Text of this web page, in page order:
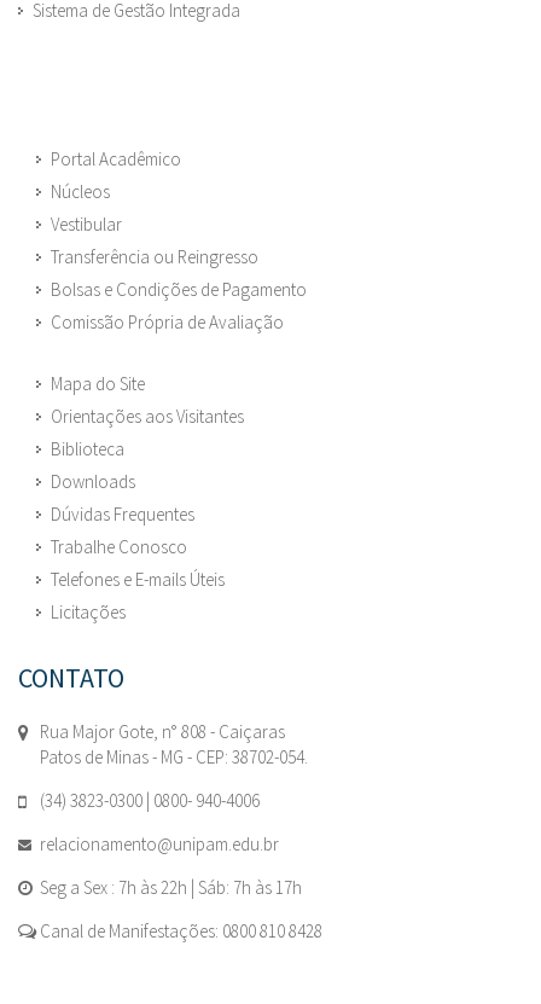
Sistema de Gestão Integrada
Portal Acadêmico
Núcleos
Vestibular
Transferência ou Reingresso
Bolsas e Condições de Pagamento
Comissão Própria de Avaliação
Mapa do Site
Orientações aos Visitantes
Biblioteca
Downloads
Dúvidas Frequentes
Trabalhe Conosco
Telefones e E-mails Úteis
Licitações
CONTATO
Rua Major Gote, n° 808 - Caiçaras
Patos de Minas - MG - CEP: 38702-054.
(34) 3823-0300 | 0800- 940-4006
relacionamento@unipam.edu.br
Seg a Sex : 7h às 22h | Sáb: 7h às 17h
Canal de Manifestações: 0800 810 8428